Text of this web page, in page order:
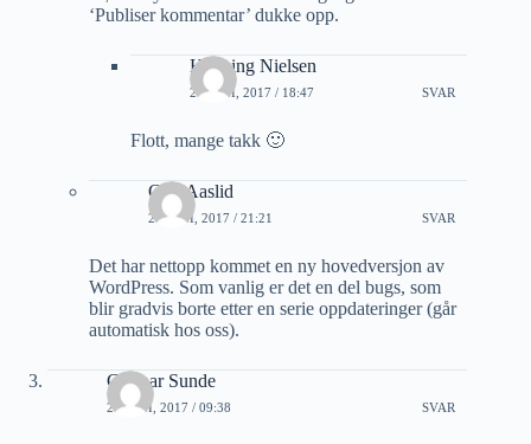
‘Publiser kommentar’ dukke opp.
Henning Nielsen
20 JUNI, 2017 / 18:47 SVAR
Flott, mange takk 🙂
Geir Aaslid
20 JUNI, 2017 / 21:21 SVAR
Det har nettopp kommet en ny hovedversjon av
WordPress. Som vanlig er det en del bugs, som
blir gradvis borte etter en serie oppdateringer (går
automatisk hos oss).
Gunnar Sunde
20 JUNI, 2017 / 09:38 SVAR